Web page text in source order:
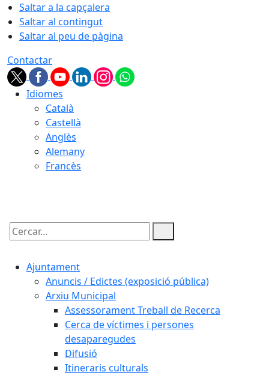
Saltar a la capçalera
Saltar al contingut
Saltar al peu de pàgina
Contactar
Idiomes
Català
Castellà
Anglès
Alemany
Francès
Cercar:
Ajuntament
Anuncis / Edictes (exposició pública)
Arxiu Municipal
Assessorament Treball de Recerca
Cerca de víctimes i persones
desaparegudes
Difusió
Itineraris culturals